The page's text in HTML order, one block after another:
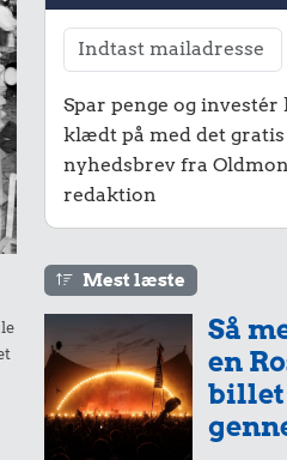
Spar penge og
klædt på med det gratis
nyhedsbrev fra
redaktion
Mest læste
Så
en
billet